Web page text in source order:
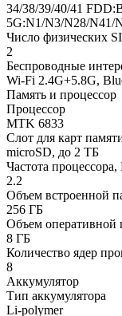
34/38/39/40/41
5G:N1/N3/N28/N41/
Число физических
2
Беспроводные
Wi-Fi 2.4G+5.8G,
Память и процессор
Процессор
MTK 6833
Слот для карт
microSD, до 2 ТБ
Частота процессора,
2.2
Объем встроенной
256 ГБ
Объем оперативной
8 ГБ
Количество ядер
8
Аккумулятор
Тип аккумулятора
Li-polymer